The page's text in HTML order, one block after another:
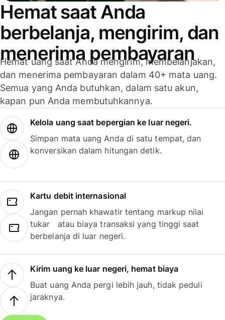
Hemat saat Anda
berbelanja, mengirim, dan
menerima pembayaran
Hemat uang saat Anda mengirim, membelanjakan,
dan menerima pembayaran dalam 40+ mata uang.
Semua yang Anda butuhkan, dalam satu akun,
kapan pun Anda membutuhkannya.
Kelola uang saat bepergian ke luar negeri.
Simpan mata uang Anda di satu tempat, dan
konversikan dalam hitungan detik.
Kartu debit internasional
Jangan pernah khawatir tentang markup nilai
tukar atau biaya transaksi yang tinggi saat
berbelanja di luar negeri.
Kirim uang ke luar negeri, hemat biaya
Buat uang Anda pergi lebih jauh, tidak peduli
jaraknya.